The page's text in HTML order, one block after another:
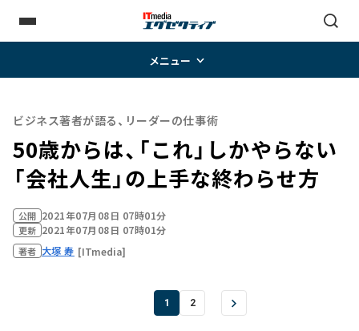
メニュー
ビジネス著者が語る、リーダーの仕事術
50歳からは、「これ」しかやらない
「会社人生」の上手な終わらせ方
公開 2021年07月08日 07時01分
更新 2021年07月08日 07時01分
著者 大塚 寿 [ITmedia]
1 2